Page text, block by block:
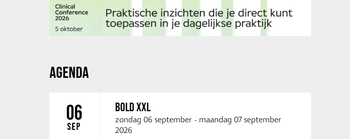
AGENDA
06
SEP
BOLD XXL
zondag 06 september - maandag 07 september
2026